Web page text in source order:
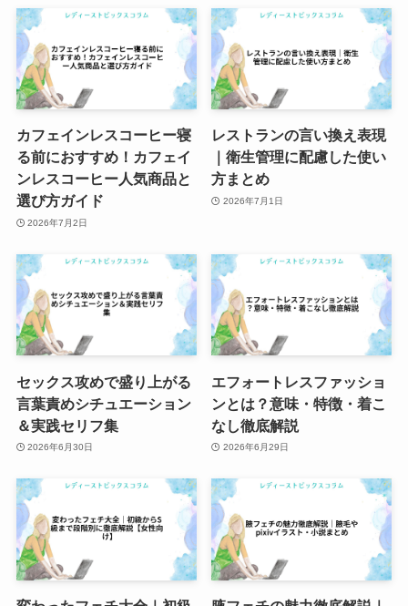
カフェインレスコーヒー寝
る前におすすめ！カフェイ
ンレスコーヒー人気商品と
選び方ガイド
2026年7月2日
レストランの言い換え表現
｜衛生管理に配慮した使い
方まとめ
2026年7月1日
セックス攻めで盛り上がる
言葉責めシチュエーション
＆実践セリフ集
2026年6月30日
エフォートレスファッショ
ンとは？意味・特徴・着こ
なし徹底解説
2026年6月29日